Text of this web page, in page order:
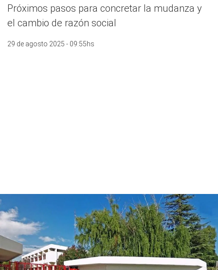
Próximos pasos para concretar la mudanza y
el cambio de razón social
29 de agosto 2025 - 09:55hs